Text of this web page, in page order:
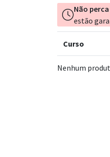
Não
estão
Curso
Nenhum